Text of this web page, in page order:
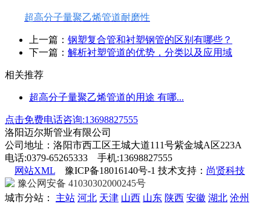
超高分子量聚乙烯管道耐磨性
上一篇： 钢塑复合管和衬塑钢管的区别有哪些？
下一篇： 解析衬塑管道的优势，分类以及应用域
相关推荐
超高分子量聚乙烯管道的用途 有哪...
点击免费电话咨询:13698827555
洛阳迈尔斯管业有限公司
公司地址：洛阳市西工区王城大道111号紫金城A区223A
电话:0379-65265333 手机:13698827555
网站XML 豫ICP备18016140号-1 技术支持： 尚贤科技
豫公网安备 41030302000245号
城市分站：
主站 河北 天津 山西 山东 陕西 安徽 湖北 沧州